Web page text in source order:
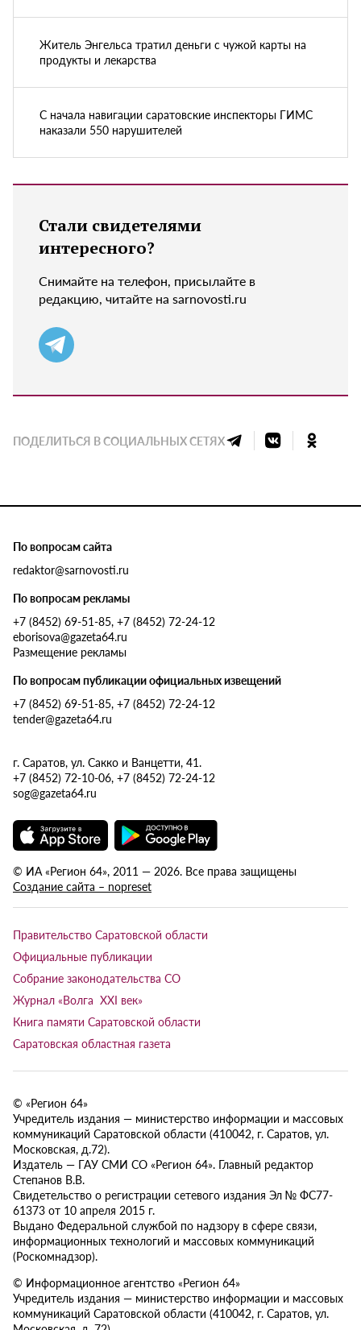
Житель Энгельса тратил деньги с чужой карты на
продукты и лекарства
С начала навигации саратовские инспекторы ГИМС
наказали 550 нарушителей
Стали свидетелями
интересного?
Снимайте на телефон, присылайте в
редакцию, читайте на sarnovosti.ru
ПОДЕЛИТЬСЯ В СОЦИАЛЬНЫХ СЕТЯХ
По вопросам сайта
redaktor@sarnovosti.ru
По вопросам рекламы
+7 (8452) 69-51-85, +7 (8452) 72-24-12
eborisova@gazeta64.ru
Размещение рекламы
По вопросам публикации официальных извещений
+7 (8452) 69-51-85, +7 (8452) 72-24-12
tender@gazeta64.ru
г. Саратов, ул. Сакко и Ванцетти, 41.
+7 (8452) 72-10-06, +7 (8452) 72-24-12
sog@gazeta64.ru
© ИА «Регион 64», 2011 — 2026. Все права защищены
Создание сайта – nopreset
Правительство Саратовской области
Официальные публикации
Собрание законодательства СО
Журнал «Волга XXI век»
Книга памяти Саратовской области
Саратовская областная газета
© «Регион 64»
Учредитель издания — министерство информации и массовых
коммуникаций Саратовской области (410042, г. Саратов, ул.
Московская, д.72).
Издатель — ГАУ СМИ СО «Регион 64». Главный редактор
Степанов В.В.
Свидетельство о регистрации сетевого издания Эл № ФС77-
61373 от 10 апреля 2015 г.
Выдано Федеральной службой по надзору в сфере связи,
информационных технологий и массовых коммуникаций
(Роскомнадзор).
© Информационное агентство «Регион 64»
Учредитель издания — министерство информации и массовых
коммуникаций Саратовской области (410042, г. Саратов, ул.